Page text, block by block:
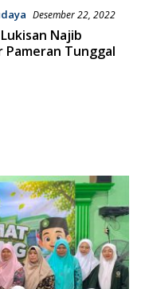
Desember 22, 2022
Najib